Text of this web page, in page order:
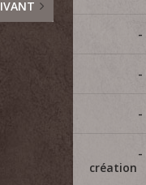
création